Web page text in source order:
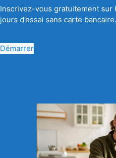
Inscrivez-vous gratuitement sur
jours d’essai sans carte bancaire.
Démarrer